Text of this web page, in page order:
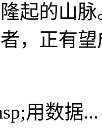
起的山
，正有
用数据...